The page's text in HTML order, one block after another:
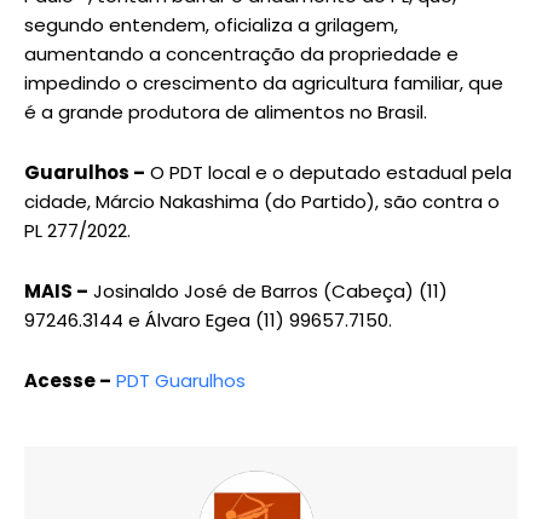
segundo entendem, oficializa a grilagem,
aumentando a concentração da propriedade e
impedindo o crescimento da agricultura familiar, que
é a grande produtora de alimentos no Brasil.
Guarulhos – O PDT local e o deputado estadual pela
cidade, Márcio Nakashima (do Partido), são contra o
PL 277/2022.
MAIS – Josinaldo José de Barros (Cabeça) (11)
97246.3144 e Álvaro Egea (11) 99657.7150.
Acesse – PDT Guarulhos